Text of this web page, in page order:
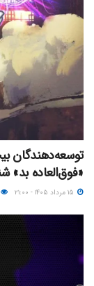
«فوق‌العاده بد»